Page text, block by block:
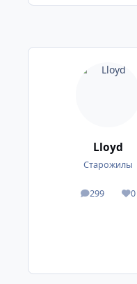
Lloyd
Старожилы
299
посты 0